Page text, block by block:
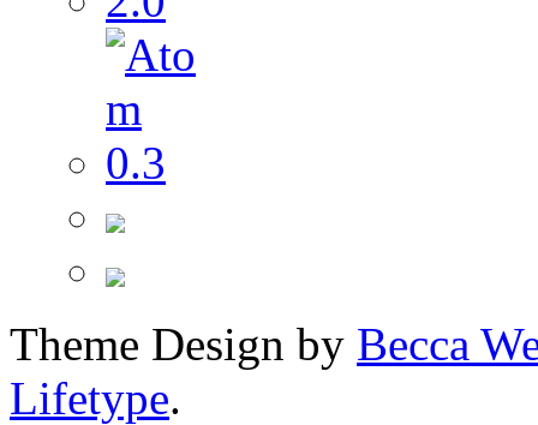
Theme Design by Becca
Lifetype.